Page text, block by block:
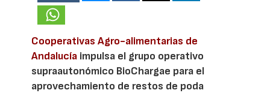
Cooperativas Agro-alimentarias de
Andalucía impulsa el grupo operativo
supraautonómico BioChargae para el
aprovechamiento de restos de poda